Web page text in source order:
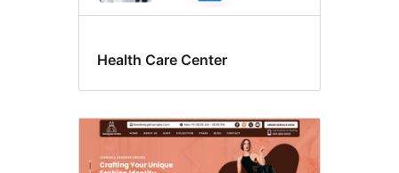
Health Care Center